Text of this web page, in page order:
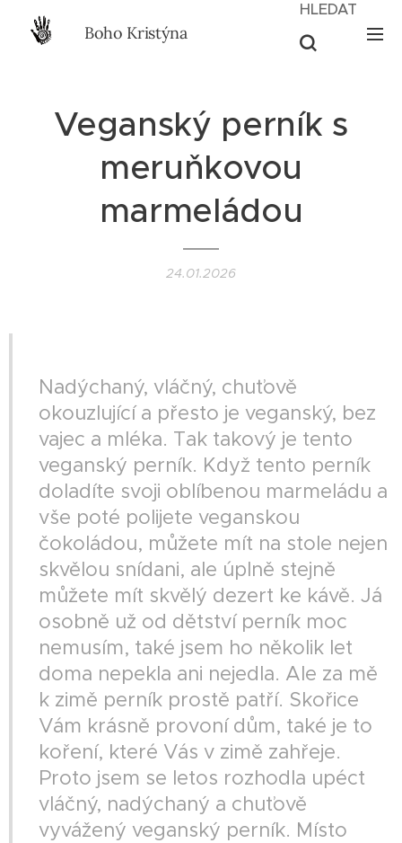
Boho Kristýna
HLEDAT
Veganský perník s
meruňkovou
marmeládou
24.01.2026
Nadýchaný, vláčný, chuťově
okouzlující a přesto je veganský, bez
vajec a mléka. Tak takový je tento
veganský perník. Když tento perník
doladíte svoji oblíbenou marmeládu a
vše poté polijete veganskou
čokoládou, můžete mít na stole nejen
skvělou snídani, ale úplně stejně
můžete mít skvělý dezert ke kávě. Já
osobně už od dětství perník moc
nemusím, také jsem ho několik let
doma nepekla ani nejedla. Ale za mě
k zimě perník prostě patří. Skořice
Vám krásně provoní dům, také je to
koření, které Vás v zimě zahřeje.
Proto jsem se letos rozhodla upéct
vláčný, nadýchaný a chuťově
vyvážený veganský perník. Místo